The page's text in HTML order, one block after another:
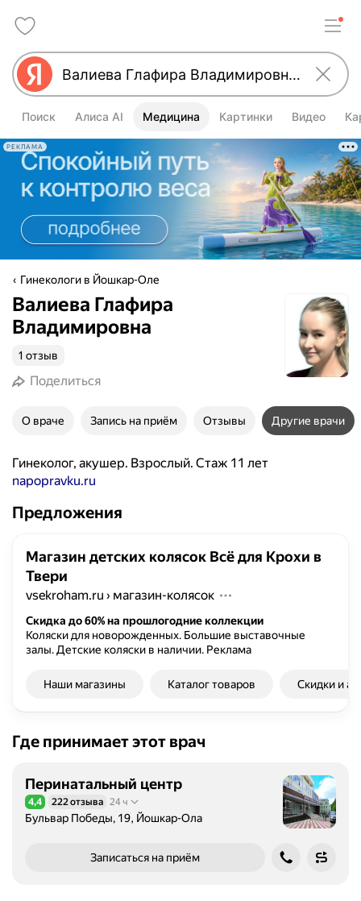
Поиск Алиса AI Медицина Картинки Видео
РЕКЛАМА
Гинекологи в Йошкар-Оле
Валиева Глафира
Владимировна
1 отзыв
Поделиться
О враче Запись на приём Отзывы Другие врачи
Гинеколог, акушер. Взрослый. Стаж 11 лет
napopravku.ru
Предложения
Магазин детских колясок Всё для Крохи в
Твери
vsekroham.ru › магазин-колясок
Скидка до 60% на прошлогодние коллекции
Коляски для новорожденных. Большие выставочные
залы. Детские коляски в наличии. Реклама
Наши магазины Каталог товаров Скидки и
Где принимает этот врач
Перинатальный центр
Рейтинг 4,4 из 5
4,4 222 отзыва 24 ч
Бульвар Победы, 19, Йошкар-Ола
Записаться на приём